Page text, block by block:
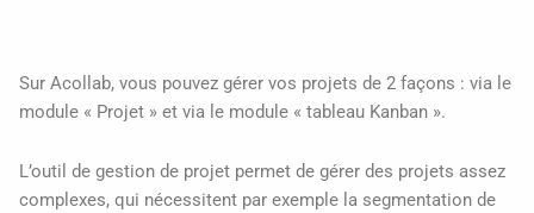
Sur Acollab, vous pouvez gérer vos projets de 2 façons : via le
module « Projet » et via le module « tableau Kanban ».
L’outil de gestion de projet permet de gérer des projets assez
complexes, qui nécessitent par exemple la segmentation de